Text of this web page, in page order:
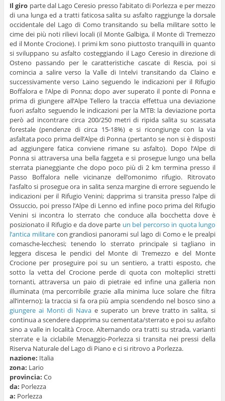
Il giro parte dal Lago Ceresio presso l’abitato di Porlezza e per mezzo
di una lunga ed a tratti faticosa salita su asfalto raggiunge la dorsale
occidentale del Lago di Como transitando su bella militare sotto le
cime dei più noti rilievi locali (il Monte Galbiga, il Monte di Tremezzo
ed il Monte Crocione). I primi km sono piuttosto tranquilli in quanto
si sviluppano su asfalto costeggiando il Lago Ceresio in direzione di
Osteno passando per le caratteristiche cascate di Rescia, poi si
comincia a salire verso la Valle di Intelvi transitando da Claino e
successivamente verso Laino seguendo le indicazioni per il Rifugio
Boffalora e l’Alpe di Ponna; dopo aver superato il ponte di Ponna e
prima di giungere all’Alpe Tellero la traccia effettua una deviazione
fuori asfalto seguendo le indicazioni per la MTB: la deviazione porta
però ad incontrare circa 200/250 metri di ripida salita su scassata
forestale (pendenze di circa 15-18%) e si ricongiunge con la via
asfaltata poco prima dell’Alpe di Ponna (pertanto se non si è disposti
ad aggiungere fatica conviene rimane su asfalto). Dopo l’Alpe di
Ponna si attraversa una bella faggeta e si prosegue lungo una bella
sterrata pianeggiante che dopo poco più di 2 km termina presso il
Passo Boffalora nelle vicinanze dell’omonimo rifugio. Ritrovato
l’asfalto si prosegue ora in salita senza margine di errore seguendo le
indicazioni per il Rifugio Venini; dapprima si transita presso l’alpe di
Ossuccio, poi presso l’Alpe di Lenno ed infine poco prima del Rifugio
Venini si incontra lo sterrato che conduce alla bocchetta dove è
posizionato il Rifugio e da dove parte un bel percorso in quota lungo
l’antica militarecon grandiosi panorami sul lago di Como e le prealpi
comasche-lecchesi; tenendo lo sterrato principale si tagliano in
leggera discesa le pendici del Monte di Tremezzo e del Monte
Crocione per proseguire poi su un sentiero, a tratti esposto, che
sotto la vetta del Crocione perde di quota con molteplici stretti
tornanti, attraversa un paio di pietraie ed infine una galleria non
illuminata (ma percorribile grazie alla minima luce solare che filtra
all’interno); la traccia si fa ora più ampia scendendo nel bosco sino a
giungere ai Monti di Nava e superato un breve tratto in salita, si
continua a scendere dapprima su cementata/sterrato e poi su asfalto
sino a valle in località Croce. Alternando ora tratti su strada, varianti
sterrate e la ciclabile Menaggio-Porlezza si transita nei pressi della
Riserva Naturale del Lago di Piano e ci si ritrovo a Porlezza.
nazione: Italia
zona: Lario
provincia: Co
da: Porlezza
a: Porlezza